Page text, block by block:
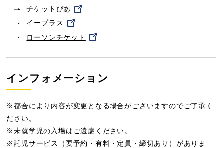
チケットぴあ
イープラス
ローソンチケット
インフォメーション
※都合により内容が変更となる場合がございますのでご了承く
ださい。
※未就学児の入場はご遠慮ください。
※託児サービス（要予約・有料・定員・締切あり）がありま